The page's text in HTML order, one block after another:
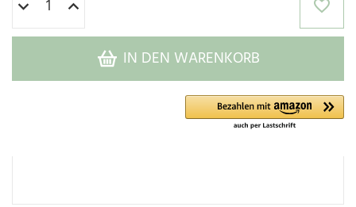
IN DEN WARENKORB